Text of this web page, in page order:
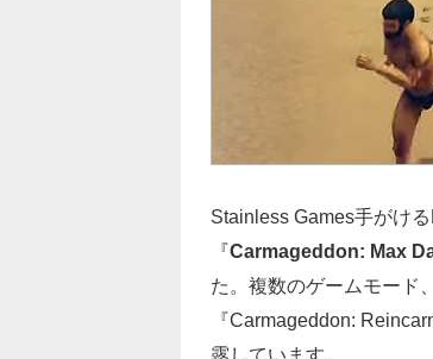
Stainless Games手がけ
『Carmageddon: Max
た。複数のゲームモード
『Carmageddon:
露しています。